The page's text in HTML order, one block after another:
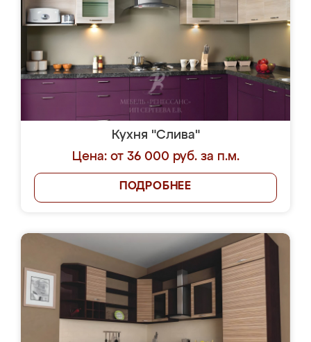
Кухня "Слива"
Цена: от 36 000 руб. за п.м.
ПОДРОБНЕЕ